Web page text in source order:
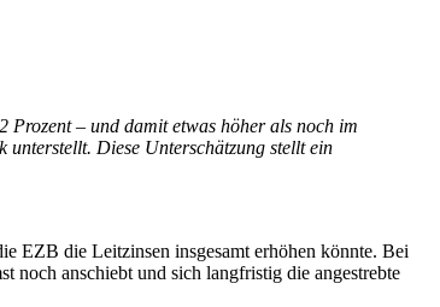
Prozent – und damit etwas höher als noch im
Diese Unterschätzung stellt ein
EZB die Leitzinsen insgesamt erhöhen könnte. Bei
noch anschiebt und sich langfristig die angestrebte